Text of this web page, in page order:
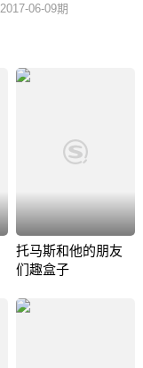
2017-06-09期
托马斯和他的朋友
们趣盒子